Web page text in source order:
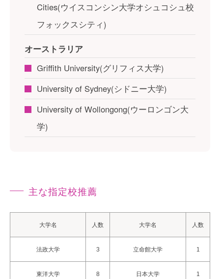
Cities(ウイスコンシン大学オシュコシュ校
フォックスシティ)
オーストラリア
Griffith University(グリフィス大学)
University of Sydney(シドニー大学)
University of Wollongong(ウーロンゴン大
学)
主な指定校推薦
大学名 人数 大学名 人数
法政大学 3 立命館大学 1
東洋大学 8 日本大学 1